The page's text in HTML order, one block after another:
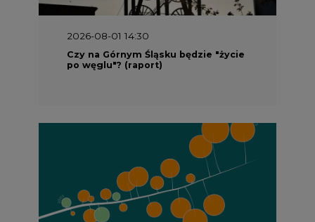
2026-08-01 14:30
Czy na Górnym Śląsku będzie "życie
po węglu"? (raport)